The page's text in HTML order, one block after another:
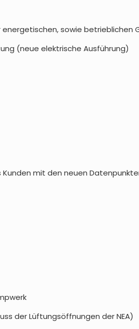
sowie betrieblichen
(neue elektrische Ausführung)
mit den neuen
der Lüftungsöffnungen der NEA)